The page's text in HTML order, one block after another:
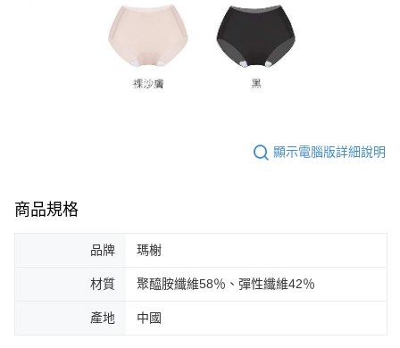
顯示電腦版詳細說明
商品規格
品牌 瑪榭
材質 聚醯胺纖維58％、彈性纖維42％
產地 中國